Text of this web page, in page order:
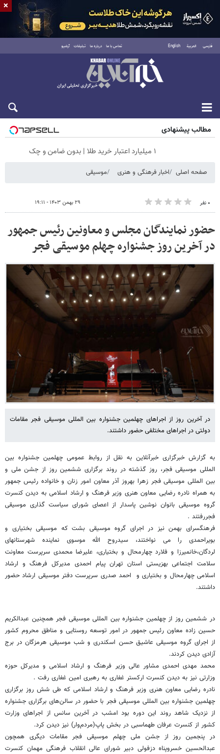
فارسی العربية English تماس با ما درباره ما تبلیغات آرشیو
پنجشنبه ۱۵ مرداد ۱۴۰۵
مطالب پیشنهادی
۱ میلیارد اعتبار خرید طلا | بدون ضامن و چک
صفحه اصلی اخبار فرهنگی و هنری موسیقی
۰ نفر ۲۹ بهمن ۱۴۰۳ - ۱۹:۱۱
حضور نمایندگان مجلس و معاونین رئیس جمهور
در آخرین روز جشنواره چهلم موسیقی فجر
در آخرین روز از اجراهای چهلمین جشنواره بین المللی موسیقی فجر مقامات
دولتی در اجراهای مختلفی حضور داشتند.
به گزارش خبرگزاری خبرآنلاین به نقل از روابط عمومی چهلمین جشنواره بین
المللی موسیقی فجر، روز گذشته در روند برگزاری ششمین روز از جشن ملی و
بین المللی موسیقی فجر زهرا بهروز آذر معاون امور زنان و خانواده رئیس جمهور
به همراه نادره رضایی معاون هنری وزیر فرهنگ و ارشاد اسلامی به دیدن کنسرت
گروه موسیقی بانوان نوشین پاسدار از اعصای شورای سیاست گذاری موسیقی
فجررفتند .
فرهنگسرای بهمن نیز در اجرای گروه موسیقی بشت که موسیقی بختیاری و
بویراحمدی را می نواختند، سیدروح الله موسوی نماینده شهرستانهای
لردگان،خانمیرزا و فلارد چهارمحال و بختیاری، علیرضا محمدی سرپرست معاونت
سلامت اجتماعی بهزیستی استان تهران پیام احمدی مدیرکل فرهنگ و ارشاد
اسلامی چهارمحال و بختیاری و احمد صدری سرپرست دفتر موسیقی ارشاد حضور
داشتند.
در ششمین روز از چهلمین جشنواره بین المللی موسیقی فجر همچنین عبدالکریم
حسین زاده معاون رئیس جمهور در امور توسعه روستایی و مناطق محروم کشور
از اجرای گروه موسیقی عاشیق حسن اسکندری و شب موسیقی هرمزگان در برج
آزادی دیدن کردند.
محمد مهدی احمدی مشاور عالی وزیر فرهنگ و ارشاد اسلامی و مدیرکل حوزه
وزارتی نیز به دیدن کنسرت ارکستر غفاری به رهبری امین غفاری رفت .
نادره رضایی معاون هنری وزیر فرهنگ و ارشاد اسلامی که طی شش روز برگزاری
چهلمین جشنواره بین المللی موسیقی فجر با حضور در سالن‌های برگزاری جشنواره
از نزدیک شاهد روند این دوره بود امشب در آخرین سانس از اجراهای وزارت
کشور از کنسرت عرفان طهماسبی در بخش پاپ(مردم‌وار) نیز دیدن کرد.
در پنجمین روز از جشن ملی چهلم موسیقی فجر مقامات دیگری همچون
عبدالحسین خسروپناه دزفولی دبیر شورای عالی انقلاب فرهنگی مهمان کنسرت
×